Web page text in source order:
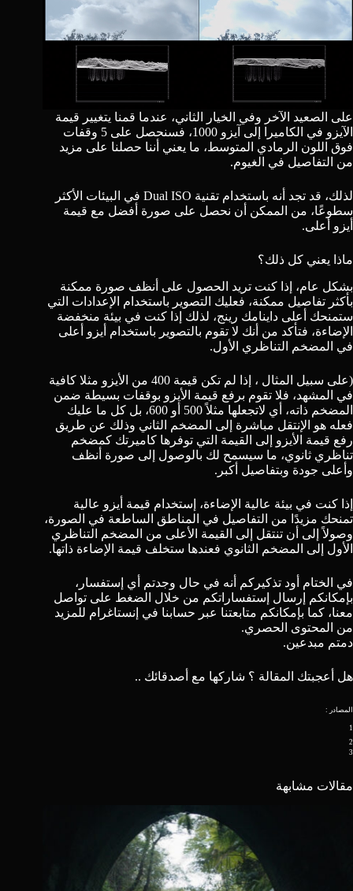
على الصعيد الآخر وفي الخيار الثاني، عندما قمنا يتغيير قيمة
الآيزو في الكاميرا إلى آيزو 1000، فسنحصل على 5 وقفات
فوق اللون الرمادي المتوسط، ما يعني أننا حصلنا على مزيد
من التفاصيل في الغيوم.
لذلك، قد تجد أنه باستخدام تقنية Dual ISO في البيئات الأكثر
سطوعًا، من الممكن أن نحصل على صورة أفضل مع قيمة
أيزو أعلى.
ماذا يعني كل ذلك؟
بشكل عام، إذا كنت تريد الحصول على أنظف صورة ممكنة
بأكثر تفاصيل ممكنة، فعليك التصوير باستخدام الإعدادات التي
ستمنحك أعلى داينامك رينج، لذلك إذا كنت في بيئة منخفضة
الإضاءة، فتأكد من أنك لا تقوم بالتصوير باستخدام أيزو أعلى
في المضخم التناظري الأول.
(على سبيل المثال ، إذا لم تكن قيمة 400 من الأيزو مثلا كافية
في المشهد، فلا تقوم برفع قيمة الأيزو بوقفات بسيطة ضمن
المضخم ذاته، أي لاتجعلها مثلاً 500 أو 600، بل كل ما عليك
فعله هو الإنتقل مباشرة إلى المضخم الثاني وذلك عن طريق
رفع قيمة الأيزو إلى القيمة التي توفرها كاميرتك كمضخم
تناظري ثانوي، ما سيسمح لك بالوصول إلى صورة أنظف
وأعلى جودة وبتفاصيل أكبر.
إذا كنت في بيئة عالية الإضاءة، إستخدام قيمة أيزو عالية
تمنحك مزيدًا من التفاصيل في المناطق الساطعة في الصورة،
وصولاً إلى أن تنتقل إلى القيمة الأعلى من المضخم التناظري
الأول إلى المضخم الثانوي فعندها ستخلف قيمة الإضاءة ذاتها.
في الختام أود تذكيركم أنه في حال وجدتم أي إستفسار،
بإمكانكم إرسال إستفساراتكم من خلال الضغط على تواصل
معنا، كما بإمكانكم متابعتنا عبر حسابنا في إنستاغرام للمزيد
من المحتوى الحصري.
دمتم مبدعين.
هل أعجبتك المقالة ؟ شاركها مع أصدقائك ..
المصادر :
1
2
3
مقالات مشابهة